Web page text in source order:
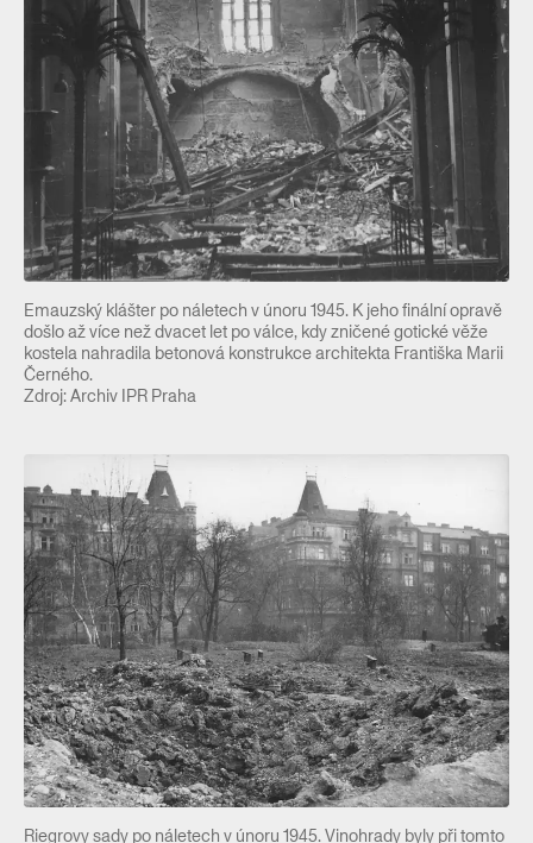
Emauzský klášter po náletech v únoru 1945. K jeho finální opravě
došlo až více než dvacet let po válce, kdy zničené gotické věže
kostela nahradila betonová konstrukce architekta Františka Marii
Černého.
Zdroj: Archiv IPR Praha
Riegrovy sady po náletech v únoru 1945. Vinohrady byly při tomto